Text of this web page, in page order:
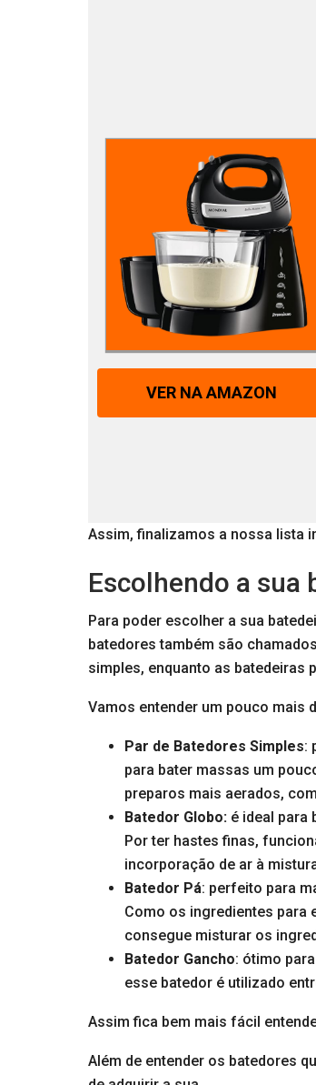
VER NA AMAZON
Assim, finalizamos a nossa lista
Escolhendo a sua
Para poder escolher a sua
batedores também são
simples, enquanto as batedeiras
Vamos entender um pouco mais
Par de Batedores Simples:
para bater massas um
preparos mais aerados,
Batedor Globo: é ideal para
Por ter hastes finas,
incorporação de ar à
Batedor Pá: perfeito para
Como os ingredientes para
consegue misturar os
Batedor Gancho: ótimo
esse batedor é utilizado
Assim fica bem mais fácil
Além de entender os batedores